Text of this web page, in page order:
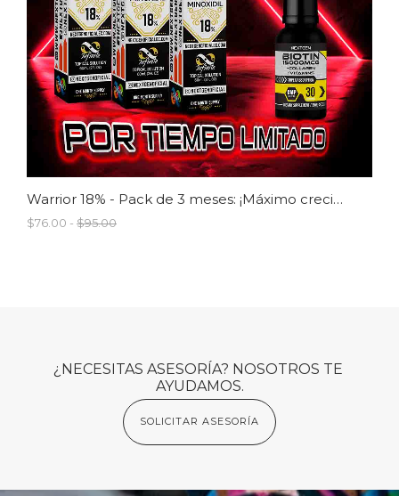
Warrior 18% - Pack de 3 meses: ¡Máximo crecimiento para cabello y barba!
$76.00 - $95.00
¿NECESITAS ASESORÍA? NOSOTROS TE
AYUDAMOS.
SOLICITAR ASESORÍA